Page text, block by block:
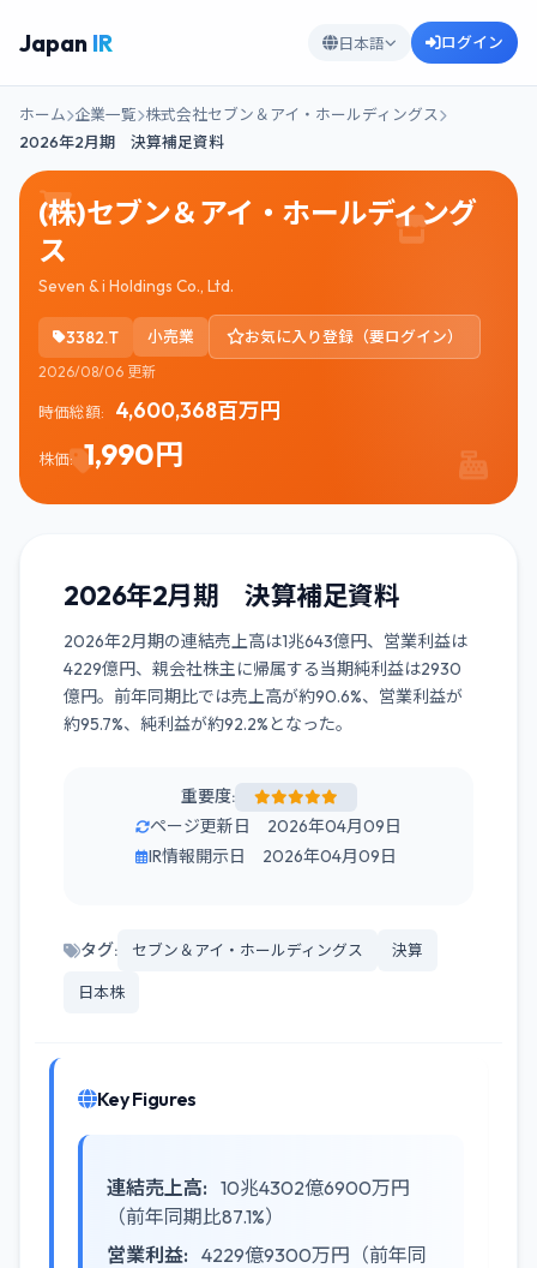
Japan IR 日本語 ログイン
ホーム 企業一覧 株式会社セブン＆アイ・ホールディングス
2026年2月期 決算補足資料
(株)セブン＆アイ・ホールディング
ス
Seven & i Holdings Co., Ltd.
3382.T 小売業 お気に入り登録（要ログイン）
2026/08/06 更新
時価総額: 4,600,368百万円
株価: 1,990円
2026年2月期 決算補足資料
2026年2月期の連結売上高は1兆643億円、営業利益は
4229億円、親会社株主に帰属する当期純利益は2930
億円。前年同期比では売上高が約90.6%、営業利益が
約95.7%、純利益が約92.2%となった。
重要度:
ページ更新日 2026年04月09日
IR情報開示日 2026年04月09日
タグ: セブン＆アイ・ホールディングス 決算
日本株
Key Figures
連結売上高: 10兆4302億6900万円
（前年同期比87.1%）
営業利益: 4229億9300万円（前年同